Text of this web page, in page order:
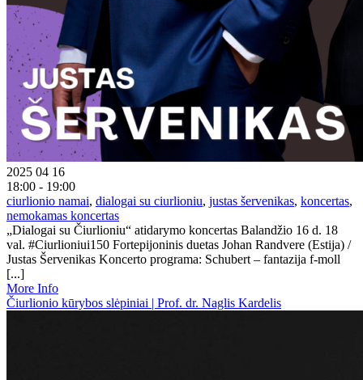
2025 04 16
18:00 - 19:00
ciurlionio namai, dialogai su ciurlioniu, justas šervenikas, koncertas,
nemokamas koncertas
„Dialogai su Čiurlioniu“ atidarymo koncertas Balandžio 16 d. 18
val. #Ciurlioniui150 Fortepijoninis duetas Johan Randvere (Estija) /
Justas Šervenikas Koncerto programa: Schubert – fantazija f-moll
[...]
More Info
Čiurlionio kūrybos slėpiniai | Prof. dr. Naglis Kardelis